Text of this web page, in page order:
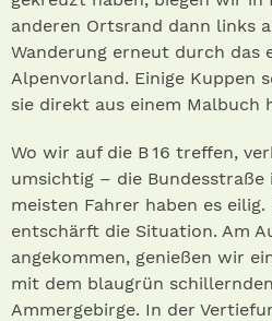
anderen Ortsrand dann links
Wanderung erneut durch
Alpenvorland. Einige Kuppen
sie direkt aus einem Malbuch
Wo wir auf die B 16 treffen,
umsichtig – die
meisten Fahrer haben es
entschärft die Situation. Am
angekommen, genießen wir
mit dem blaugrün
Ammergebirge. In der